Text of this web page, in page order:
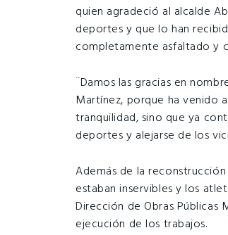
quien agradeció al alcalde
deportes y que lo han
completamente asfaltado y
¨Damos las gracias en
Martínez, porque ha venido
tranquilidad, sino que ya
deportes y alejarse de los
Además de la
estaban inservibles y los
Dirección de Obras Públicas
ejecución de los trabajos.